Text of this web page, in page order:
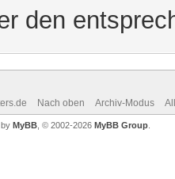
den
Nach oben Archiv-Modus
by MyBB , © 2002-2026 MyBB Group